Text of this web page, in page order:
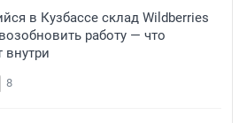
в Кузбассе склад Wildberries
работу — что
внутри
8